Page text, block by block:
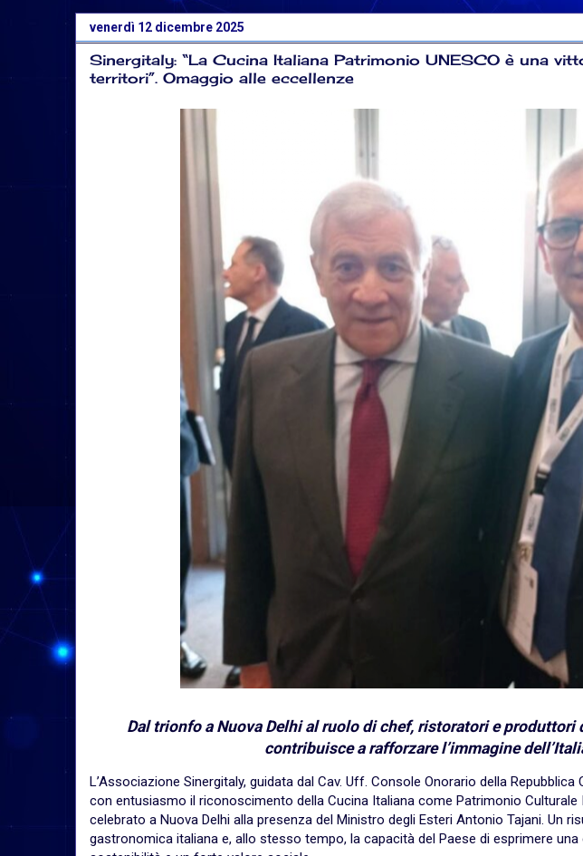
venerdì 12 dicembre 2025
Sinergitaly: “La Cucina Italiana Patrimonio UNESCO è una
territori”. Omaggio alle eccellenze
Dal trionfo a Nuova Delhi al ruolo di chef, ristoratori e produttori
contribuisce a rafforzare l’immagine
L’Associazione Sinergitaly, guidata dal Cav. Uff. Console Onorario della
con entusiasmo il riconoscimento della Cucina Italiana come Patrimonio Culturale
celebrato a Nuova Delhi alla presenza del Ministro degli Esteri Antonio Tajani. Un
gastronomica italiana e, allo stesso tempo, la capacità del Paese di esprimere